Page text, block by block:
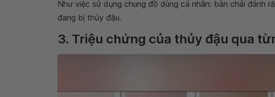
Như việc sử dụng chung đồ dùng cá nhân: bàn chải đánh
đang bị thủy đậu.
3. Triệu chứng của thủy đậu qua